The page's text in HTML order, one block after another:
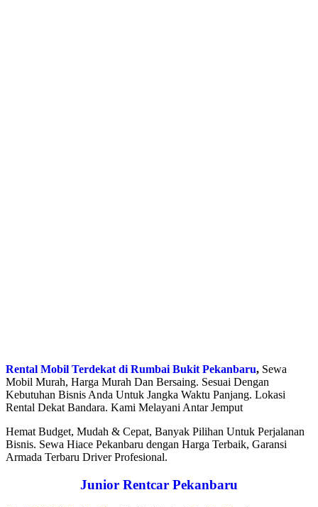
Rental Mobil Terdekat di Rumbai Bukit Pekanbaru, Sewa
Mobil Murah, Harga Murah Dan Bersaing. Sesuai Dengan
Kebutuhan Bisnis Anda Untuk Jangka Waktu Panjang. Lokasi
Rental Dekat Bandara. Kami Melayani Antar Jemput
Hemat Budget, Mudah & Cepat, Banyak Pilihan Untuk Perjalanan
Bisnis. Sewa Hiace Pekanbaru dengan Harga Terbaik, Garansi
Armada Terbaru Driver Profesional.
Junior Rentcar Pekanbaru